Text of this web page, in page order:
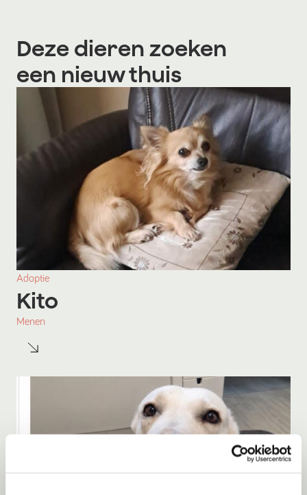
Deze dieren zoeken
een nieuw thuis
Adoptie
Kito
Menen